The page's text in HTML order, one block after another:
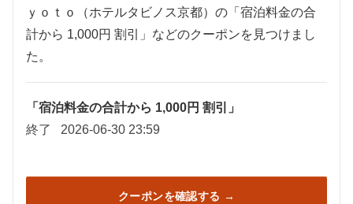
ｙｏｔｏ（ホテルタビノス京都）の「宿泊料金の合
計から 1,000円 割引」などのクーポンを見つけまし
た。
「宿泊料金の合計から 1,000円 割引」
終了
2026-06-30 23:59
クーポンを確認する